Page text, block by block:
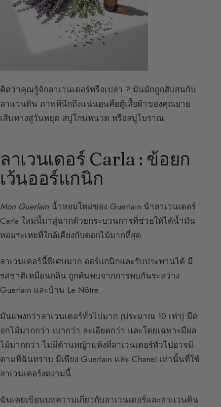
คิดว่าคุณรู้จักลาเวนเดอร์หรือเปล่า ? มันมักถูกสับสนกับ
ลาแวนดิน ภาพที่นึกถึงแน่นอนคือตู้เสื้อผ้าของคุณยาย
เส้นทางสู่วันหยุด สบู่โกนหนวด หรือสบู่โบราณ
ลาเวนเดอร์ Carla : ข้อยก
เว้นออร์แกนิก
Mon Guerlain น้ำหอมใหม่ของ Guerlain นำลาเวนเดอร์
Carla ใหม่นี้มาสู่ฉากด้วยกระบวนการที่ช่วยให้ได้น้ำมัน
หอมระเหยที่ใกล้เคียงกับดอกไม้มากที่สุด
ลาเวนเดอร์นี้พิเศษมาก ออร์แกนิกและรับประทานได้ มี
รสชาติเหมือนกลิ่น ถูกค้นพบจากการพบกันระหว่าง
Guerlain และบ้าน Le Nôtre
มันแพงกว่าลาเวนเดอร์ทั่วไปมาก (ประมาณ 10 เท่า) มีด
อกไม้มากกว่า เบากว่า ละเอียดกว่า และโดยเฉพาะมีผล
ไม้มากกว่า ไม่มีด้านหญ้าแห้งที่ลาเวนเดอร์ทั่วไปอาจมี
ตามที่ฉันทราบ มีเพียง Guerlain และ Chanel เท่านั้นที่ใช้
ลาเวนเดอร์งดงามนี้
ฉันเคยเขียนบทความเกี่ยวกับลาเวนเดอร์และลาแวนดิน